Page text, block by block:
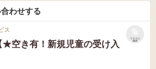
わせする
ス
★空き有！新規児童の受け入
リストに
保存